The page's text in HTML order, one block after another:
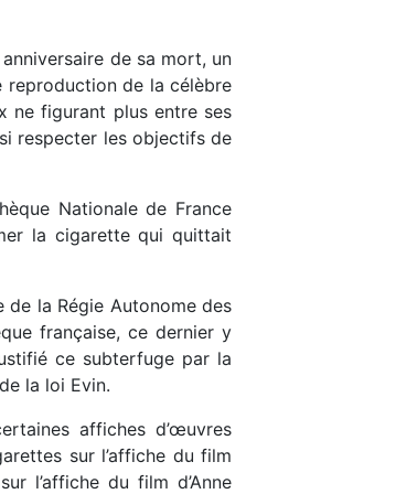
de sa mort, un
reproduction de la célèbre
ne figurant plus entre ses
respecter les objectifs de
Nationale de France
la cigarette qui quittait
de la Régie Autonome des
française, ce dernier y
ce subterfuge par la
la loi Evin.
affiches d’œuvres
sur l’affiche du film
l’affiche du film d’Anne